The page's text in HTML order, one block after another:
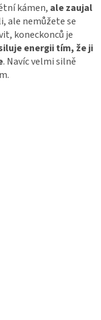
kámen, ale zaujal
ale nemůžete se
koneckonců je
energii tím, že ji
. Navíc velmi silně